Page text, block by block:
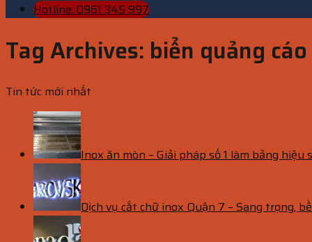
Hotline: 0961 345 997
Tag Archives: biển quảng
Tin tức mới nhất
Inox ăn mòn – Giải pháp số 1 làm bảng
Dịch vụ cắt chữ inox Quận 7 – Sang trọng,